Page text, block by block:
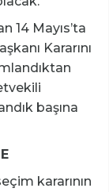
14 Mayıs’ta
Kararını
başına
kararının